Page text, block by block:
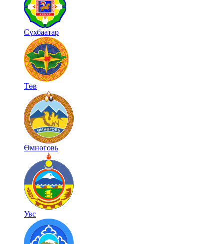
Сүхбаатар
Төв
Өмнөговь
Увс